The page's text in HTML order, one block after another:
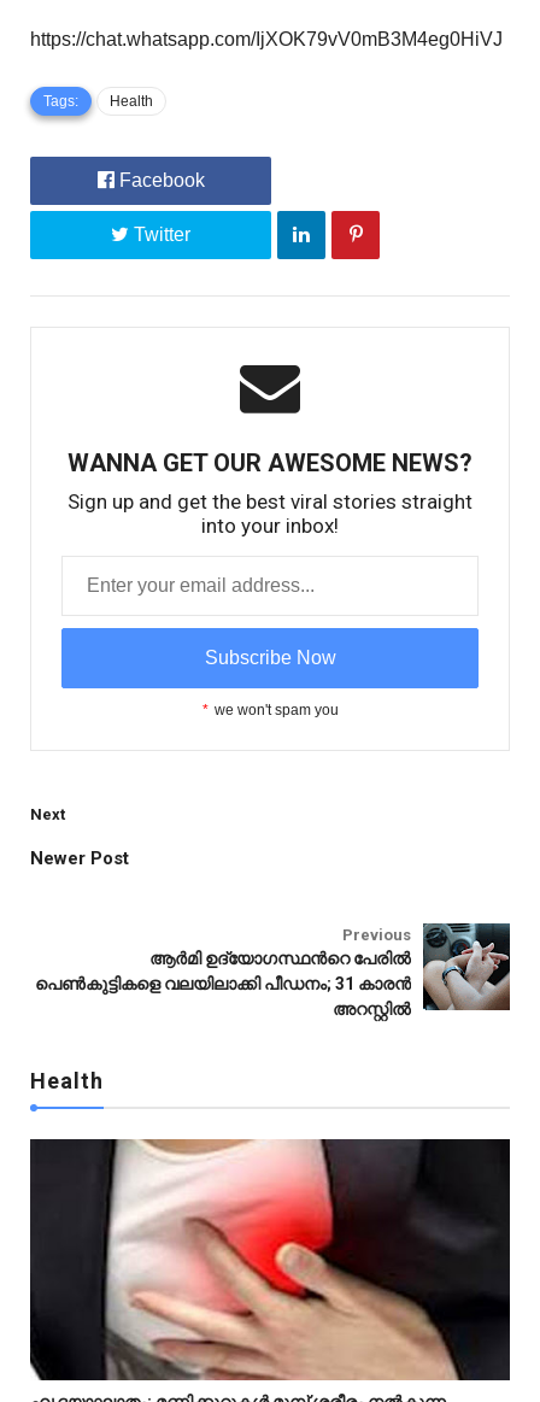
https://chat.whatsapp.com/IjXOK79vV0mB3M4eg0HiVJ
Tags: Health
Facebook
Twitter
WANNA GET OUR AWESOME NEWS?
Sign up and get the best viral stories straight
into your inbox!
* we won't spam you
Next
Newer Post
Previous
ആർമി ഉദ്യോഗസ്ഥന്‍റെ പേരിൽ
പെൺകുട്ടികളെ വലയിലാക്കി പീഡനം; 31 കാരൻ
അറസ്റ്റിൽ
Health